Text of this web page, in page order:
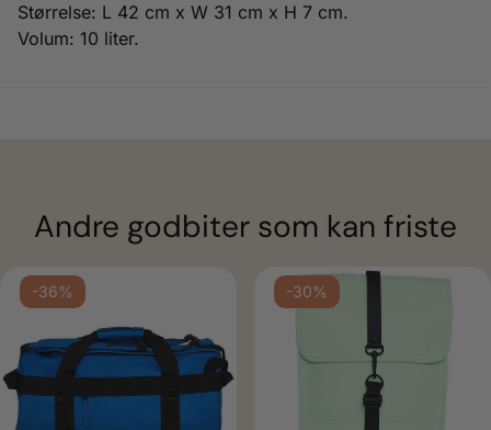
Størrelse: L 42 cm x W 31 cm x H 7 cm.
Volum: 10 liter.
Andre godbiter som kan friste
-36% -30%